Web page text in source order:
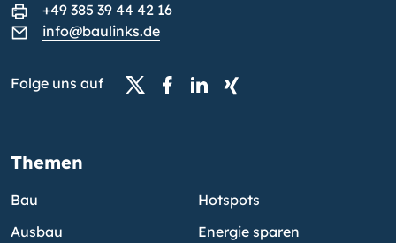
+49 385 39 44 42 16
info@baulinks.de
Folge uns auf
Themen
Bau
Ausbau
Hotspots
Energie sparen